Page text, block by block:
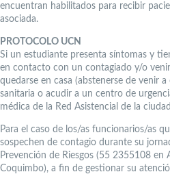
encuentran habilitados para recibir
asociada.
PROTOCOLO UCN
Si un estudiante presenta síntomas y
en contacto con un contagiado y/o
quedarse en casa (abstenerse de venir
sanitaria o acudir a un centro de
médica de la Red Asistencial de la
Para el caso de los/as funcionarios/as
sospechen de contagio durante su
Prevención de Riesgos (55 2355108
Coquimbo), a fin de gestionar su